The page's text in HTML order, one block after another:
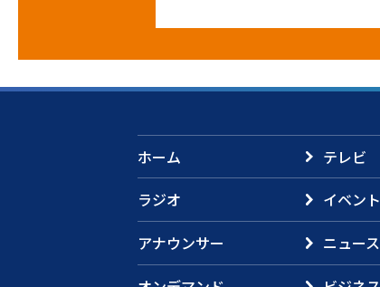
ホーム
テレビ
ラジオ
イベント
アナウンサー
ニュース